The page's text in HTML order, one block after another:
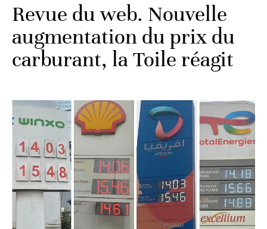
Revue du web. Nouvelle
augmentation du prix du
carburant, la Toile réagit